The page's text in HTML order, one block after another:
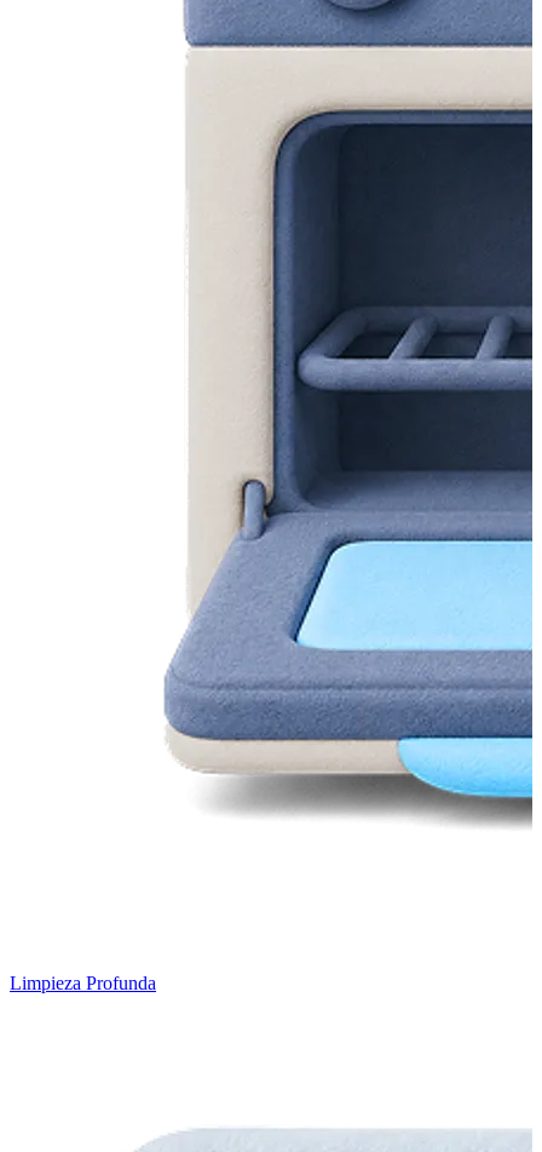
Limpieza Profunda